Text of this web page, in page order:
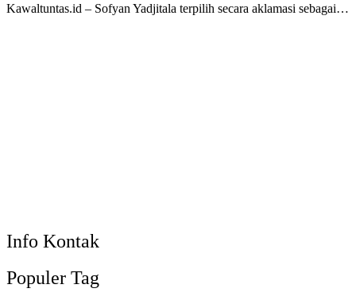
Kawaltuntas.id – Sofyan Yadjitala terpilih secara aklamasi sebagai…
Info Kontak
Populer Tag